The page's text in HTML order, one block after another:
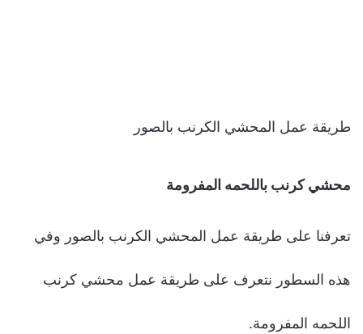
طريقة عمل المحشي الكرنب بالصور
محشي كرنب باللحمه المفرومة
تعرفنا على طريقة عمل المحشي الكرنب بالصور وفي
هذه السطور نتعرف على طريقة عمل محشي كرنب
اللحمه المفرومة.